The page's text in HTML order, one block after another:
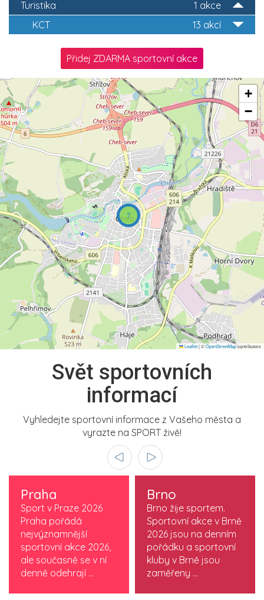
1 akce
Turistika
13 akcí
KCT
Přidej ZDARMA sportovní akce
7
+
−
Leaflet|©OpenStreetMapcontributors
Svět sportovních
informací
Vyhledejte sportovní informace z Vašeho města a
vyrazte na SPORT živě!
Praha
Sport v Praze 2026
Praha pořádá
nejvýznamnější
sportovní akce 2026,
ale současně se v ní
denně odehrají ...
Brno
Brno žije sportem.
Sportovní akce v Brně
2026 jsou na denním
pořádku a sportovní
kluby v Brně jsou
zaměřeny ...